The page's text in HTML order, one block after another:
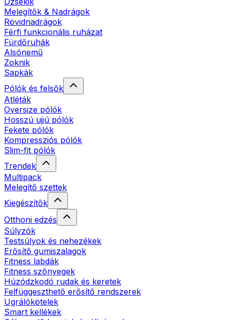
Melegítők & Nadrágok
Rövidnadrágok
Férfi funkcionális ruházat
Fürdőruhák
Alsónemű
Zoknik
Sapkák
Pólók és felsők
Atléták
Oversize pólók
Hosszú ujjú pólók
Fekete pólók
Kompressziós pólók
Slim-fit pólók
Trendek
Multipack
Melegítő szettek
Kiegészítők
Otthoni edzés
Súlyzók
Testsúlyok és nehezékek
Erősítő gumiszalagok
Fitness labdák
Fitness szőnyegek
Húzódzkodó rudak és keretek
Felfüggeszthető erősítő rendszerek
Ugrálókötelek
Smart kellékek